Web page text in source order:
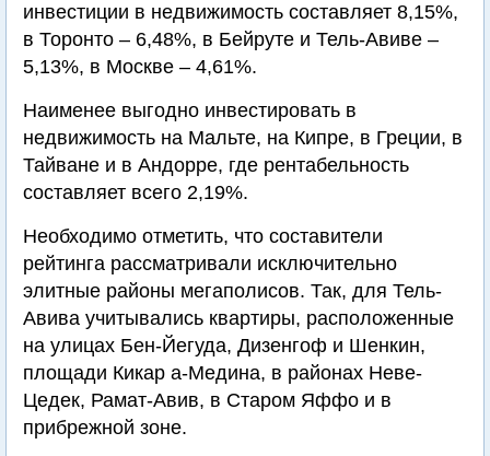
инвестиции в недвижимость составляет 8,15%,
в Торонто – 6,48%, в Бейруте и Тель-Авиве –
5,13%, в Москве – 4,61%.
Наименее выгодно инвестировать в
недвижимость на Мальте, на Кипре, в Греции, в
Тайване и в Андорре, где рентабельность
составляет всего 2,19%.
Необходимо отметить, что составители
рейтинга рассматривали исключительно
элитные районы мегаполисов. Так, для Тель-
Авива учитывались квартиры, расположенные
на улицах Бен-Йегуда, Дизенгоф и Шенкин,
площади Кикар а-Медина, в районах Неве-
Цедек, Рамат-Авив, в Старом Яффо и в
прибрежной зоне.